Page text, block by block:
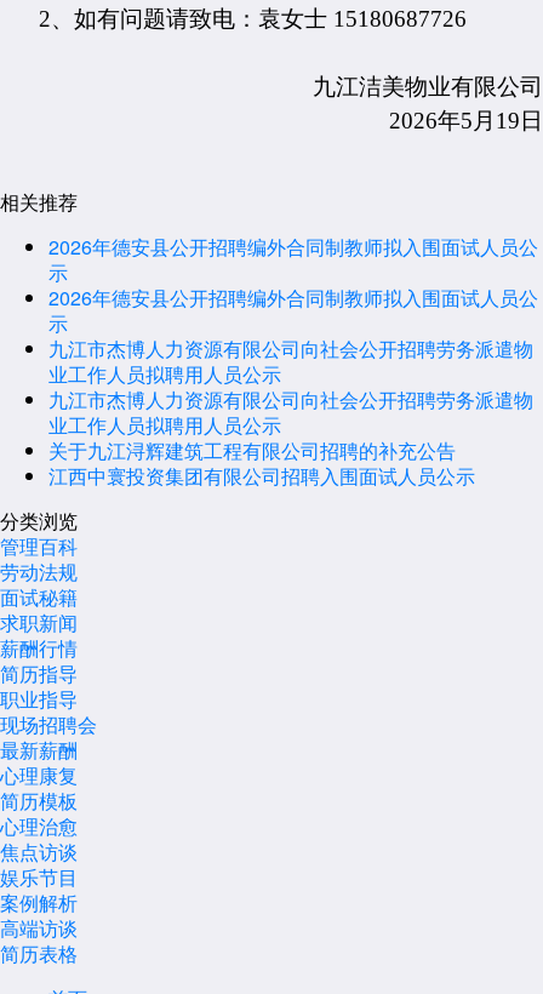
2、如有问题请致电：袁女士 15180687726
九江洁美物业有限公司
2026年5月19日
相关推荐
2026年德安县公开招聘编外合同制教师拟入围面试人员公
示
2026年德安县公开招聘编外合同制教师拟入围面试人员公
示
九江市杰博人力资源有限公司向社会公开招聘劳务派遣物
业工作人员拟聘用人员公示
九江市杰博人力资源有限公司向社会公开招聘劳务派遣物
业工作人员拟聘用人员公示
关于九江浔辉建筑工程有限公司招聘的补充公告
江西中寰投资集团有限公司招聘入围面试人员公示
分类浏览
管理百科
劳动法规
面试秘籍
求职新闻
薪酬行情
简历指导
职业指导
现场招聘会
最新薪酬
心理康复
简历模板
心理治愈
焦点访谈
娱乐节目
案例解析
高端访谈
简历表格